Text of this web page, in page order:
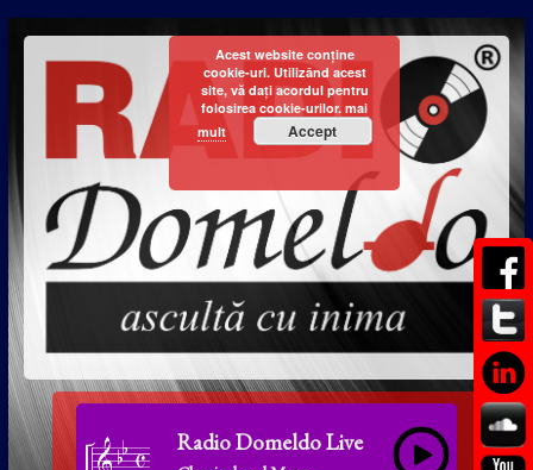
Radio Domeldo Live
Acest website conține
cookie-uri. Utilizând acest
site, vă dați acordul pentru
folosirea cookie-urilor. mai
mult
Accept